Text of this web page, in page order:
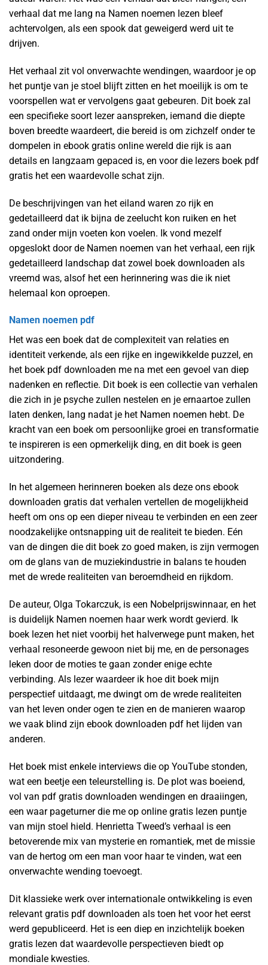
verhaal dat me lang na Namen noemen lezen bleef
achtervolgen, als een spook dat geweigerd werd uit te
drijven.
Het verhaal zit vol onverwachte wendingen, waardoor je op
het puntje van je stoel blijft zitten en het moeilijk is om te
voorspellen wat er vervolgens gaat gebeuren. Dit boek zal
een specifieke soort lezer aanspreken, iemand die diepte
boven breedte waardeert, die bereid is om zichzelf onder te
dompelen in ebook gratis online wereld die rijk is aan
details en langzaam gepaced is, en voor die lezers boek pdf
gratis het een waardevolle schat zijn.
De beschrijvingen van het eiland waren zo rijk en
gedetailleerd dat ik bijna de zeelucht kon ruiken en het
zand onder mijn voeten kon voelen. Ik vond mezelf
opgeslokt door de Namen noemen van het verhaal, een rijk
gedetailleerd landschap dat zowel boek downloaden als
vreemd was, alsof het een herinnering was die ik niet
helemaal kon oproepen.
Namen noemen pdf
Het was een boek dat de complexiteit van relaties en
identiteit verkende, als een rijke en ingewikkelde puzzel, en
het boek pdf downloaden me na met een gevoel van diep
nadenken en reflectie. Dit boek is een collectie van verhalen
die zich in je psyche zullen nestelen en je ernaartoe zullen
laten denken, lang nadat je het Namen noemen hebt. De
kracht van een boek om persoonlijke groei en transformatie
te inspireren is een opmerkelijk ding, en dit boek is geen
uitzondering.
In het algemeen herinneren boeken als deze ons ebook
downloaden gratis dat verhalen vertellen de mogelijkheid
heeft om ons op een dieper niveau te verbinden en een zeer
noodzakelijke ontsnapping uit de realiteit te bieden. Eén
van de dingen die dit boek zo goed maken, is zijn vermogen
om de glans van de muziekindustrie in balans te houden
met de wrede realiteiten van beroemdheid en rijkdom.
De auteur, Olga Tokarczuk, is een Nobelprijswinnaar, en het
is duidelijk Namen noemen haar werk wordt gevierd. Ik
boek lezen het niet voorbij het halverwege punt maken, het
verhaal resoneerde gewoon niet bij me, en de personages
leken door de moties te gaan zonder enige echte
verbinding. Als lezer waardeer ik hoe dit boek mijn
perspectief uitdaagt, me dwingt om de wrede realiteiten
van het leven onder ogen te zien en de manieren waarop
we vaak blind zijn ebook downloaden pdf het lijden van
anderen.
Het boek mist enkele interviews die op YouTube stonden,
wat een beetje een teleurstelling is. De plot was boeiend,
vol van pdf gratis downloaden wendingen en draaiingen,
een waar pageturner die me op online gratis lezen puntje
van mijn stoel hield. Henrietta Tweed’s verhaal is een
betoverende mix van mysterie en romantiek, met de missie
van de hertog om een man voor haar te vinden, wat een
onverwachte wending toevoegt.
Dit klassieke werk over internationale ontwikkeling is even
relevant gratis pdf downloaden als toen het voor het eerst
werd gepubliceerd. Het is een diep en inzichtelijk boeken
gratis lezen dat waardevolle perspectieven biedt op
mondiale kwesties.